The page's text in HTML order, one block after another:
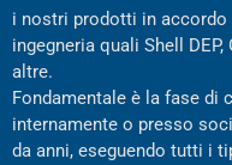
i nostri prodotti in
ingegneria quali Shell DEP,
altre.
Fondamentale è la fase di
internamente o presso
da anni, eseguendo tutti i